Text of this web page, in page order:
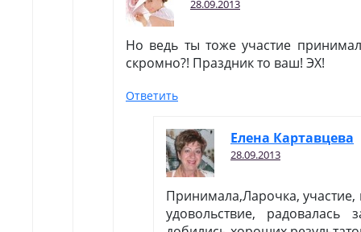
28.09.2013
Но ведь ты тоже участие
скромно?! Праздник то ваш! ЭХ!
Ответить
Елена Картавцева
28.09.2013
Принимала,Ларочка,
удовольствие, радовалась